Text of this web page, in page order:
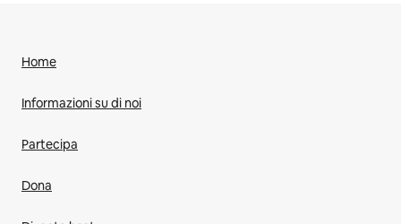
Home
Informazioni su di noi
Partecipa
Dona